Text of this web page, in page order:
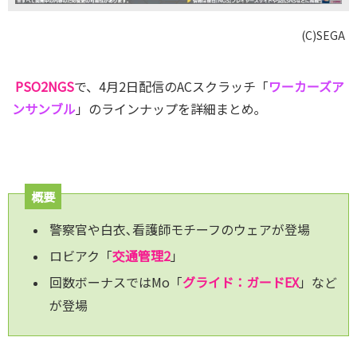
(C)SEGA
PSO2NGSで、4月2日配信のACスクラッチ「ワーカーズア
ンサンブル 」のラインナップを詳細まとめ｡
概要
警察官や白衣､看護師モチーフのウェアが登場
ロビアク「交通管理2」
回数ボーナスではMo「グライド：ガードEX」など
が登場